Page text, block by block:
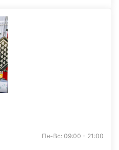
Пн-Вс: 09:00 - 21:00